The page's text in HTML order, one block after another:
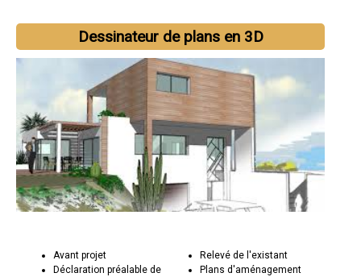
Dessinateur de plans en 3D
Avant projet
Déclaration préalable de
Relevé de l'existant
Plans d'aménagement